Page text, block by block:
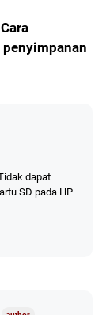
dapat
SD pada HP